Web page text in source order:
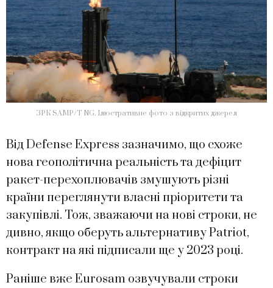
ЗРК SAMP/T NG. Ілюстративне фото з відкритих джерел
Від Defense Express зазначимо, що схоже
нова геополітична реальність та дефіцит
ракет-перехоплювачів змушують різні
країни переглянути власні пріоритети та
закупівлі. Тож, зважаючи на нові строки, не
дивно, якщо оберуть альтернативу Patriot,
контракт на які підписали ще у 2023 році.
Раніше вже Eurosam озвучували строки